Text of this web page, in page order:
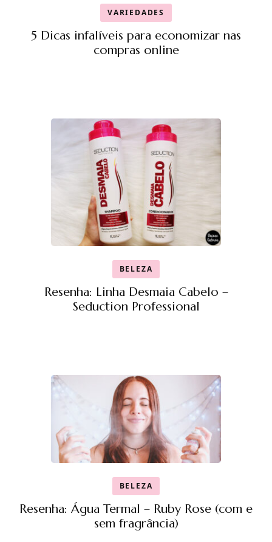
VARIEDADES
5 Dicas infalíveis para economizar nas
compras online
BELEZA
Resenha: Linha Desmaia Cabelo –
Seduction Professional
BELEZA
Resenha: Água Termal – Ruby Rose (com e
sem fragrância)